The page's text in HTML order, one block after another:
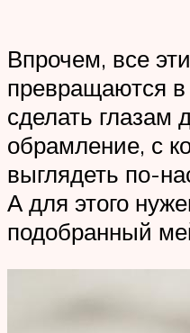
Впрочем, все
превращаются
сделать глазам
обрамление, с
выглядеть по-
А для этого
подобранный